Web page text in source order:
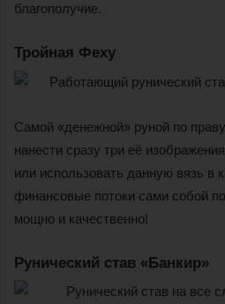
благополучие.
Тройная Феху
Самой «денежной» руной по
нанести сразу три её
или использовать данную вязь в
финансовые потоки сами собой
мощно и качественно!
Рунический став «Банкир»